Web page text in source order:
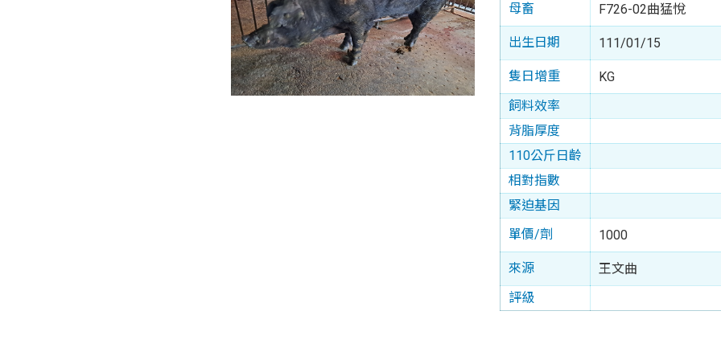
母畜 F726-02曲猛悅
出生日期 111/01/15
隻日增重
KG
飼料效率
背脂厚度
110公斤日齡
相對指數
緊迫基因
單價/劑
1000
來源
王文曲
評級